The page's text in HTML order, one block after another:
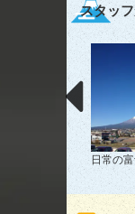
スタッ
日常の